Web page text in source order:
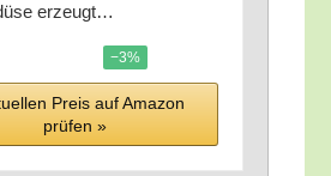
erzeugt…
−3%
Preis auf Ama­zon
prü­fen »